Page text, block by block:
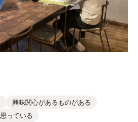
興味関心があるものがある
っている